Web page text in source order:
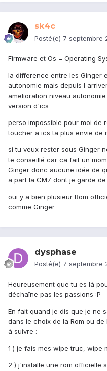
sk4c
Posté(e) 7 septembre
Firmware et Os = Operating
la difference entre les Ginger
autonomie mais depuis l
amelioration niveau
version d'ics
perso impossible pour moi de
toucher a ics ta plus envie de
si tu veux rester sous Ginger
te conseillé car ca fait un
Ginger donc aucune idée de
a part la CM7 dont je garde
oui y a bien plusieur Rom
comme Ginger
dysphase
Posté(e) 7 septembre
Heureusement que tu es là
déchaîne pas les passions :P
En fait quand je dis que je ne
dans le choix de la Rom ou
à suivre :
1 ) je fais mes wipe truc, wipe
2 ) j'installe une rom officielle